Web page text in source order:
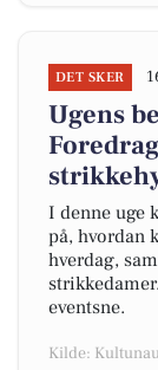
DET SKER
Ugens
I denne uge
på, hvordan
hverdag,
eventsne.
Kilde: